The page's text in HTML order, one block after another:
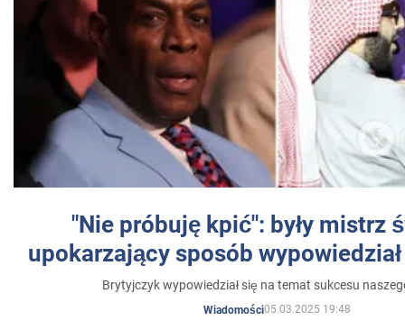
"Nie próbuję kpić": były mistrz
upokarzający sposób
Brytyjczyk wypowiedział się na temat sukcesu
Wiadomości05.03.2025 19:48